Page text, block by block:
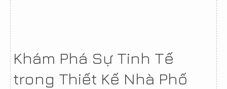
Khám Phá Sự Tinh Tế
trong Thiết Kế Nhà Phố